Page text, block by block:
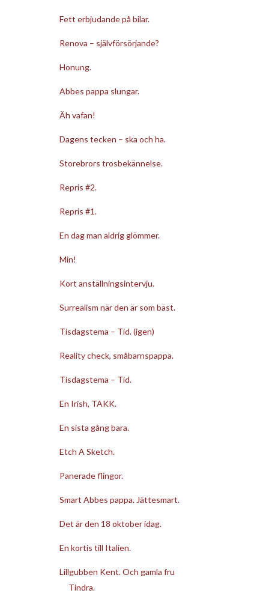
Fett erbjudande på bilar.
Renova – självförsörjande?
Honung.
Abbes pappa slungar.
Äh vafan!
Dagens tecken – ska och ha.
Storebrors trosbekännelse.
Repris #2.
Repris #1.
En dag man aldrig glömmer.
Min!
Kort anställningsintervju.
Surrealism när den är som bäst.
Tisdagstema – Tid. (igen)
Reality check, småbarnspappa.
Tisdagstema – Tid.
En Irish, TAKK.
En sista gång bara.
Etch A Sketch.
Panerade flingor.
Smart Abbes pappa. Jättesmart.
Det är den 18 oktober idag.
En kortis till Italien.
Lillgubben Kent. Och gamla fru
Tindra.